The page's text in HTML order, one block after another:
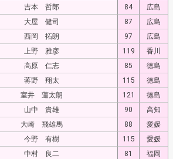
吉本 哲郎
84
広島
大屋 健司
87
広島
西岡 拓朗
97 広島
上野 雅彦 119
香川
高原 仁志
85
徳島
蒋野 翔太
115
徳島
室井 蓮太朗
121
徳島
山中 貴雄
90
高知
大崎 飛雄馬
88
愛媛
今野 有樹
115 愛媛
中村 良二 81
福岡